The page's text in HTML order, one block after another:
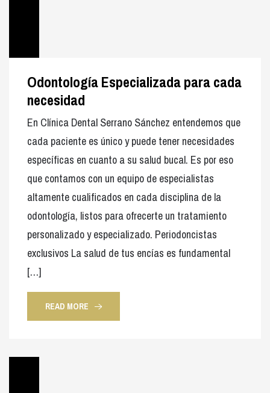
Odontología Especializada para cada
necesidad
En Clínica Dental Serrano Sánchez entendemos que
cada paciente es único y puede tener necesidades
específicas en cuanto a su salud bucal. Es por eso
que contamos con un equipo de especialistas
altamente cualificados en cada disciplina de la
odontología, listos para ofrecerte un tratamiento
personalizado y especializado. Periodoncistas
exclusivos La salud de tus encías es fundamental
[…]
READ MORE